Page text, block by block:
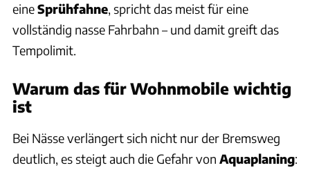
eineSprühfahne, spricht das meist für eine
vollständig nasse Fahrbahn – und damit greift das
Tempolimit.
Warum das für Wohnmobile wichtig
ist
Bei Nässe verlängert sich nicht nur der Bremsweg
deutlich, es steigt auch die Gefahr von Aquaplaning: